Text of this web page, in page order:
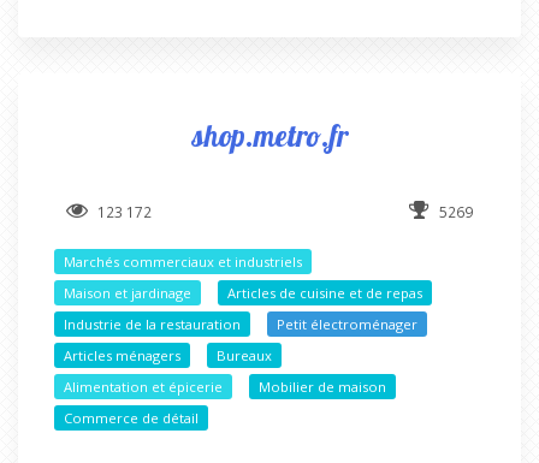
shop.metro.fr
123 172 5269
Marchés commerciaux et industriels
Maison et jardinage
Articles de cuisine et de repas
Industrie de la restauration
Petit électroménager
Articles ménagers
Bureaux
Alimentation et épicerie
Mobilier de maison
Commerce de détail